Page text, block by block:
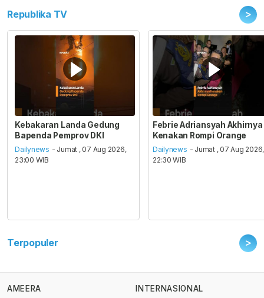
Republika TV >
Kebakaran Landa Gedung
Bapenda Pemprov DKI
Dailynews - Jumat , 07 Aug 2026,
23:00 WIB
Febrie Adriansyah Akhirnya
Kenakan Rompi Orange
Dailynews - Jumat , 07 Aug 2026,
22:30 WIB
Terpopuler >
AMEERA INTERNASIONAL